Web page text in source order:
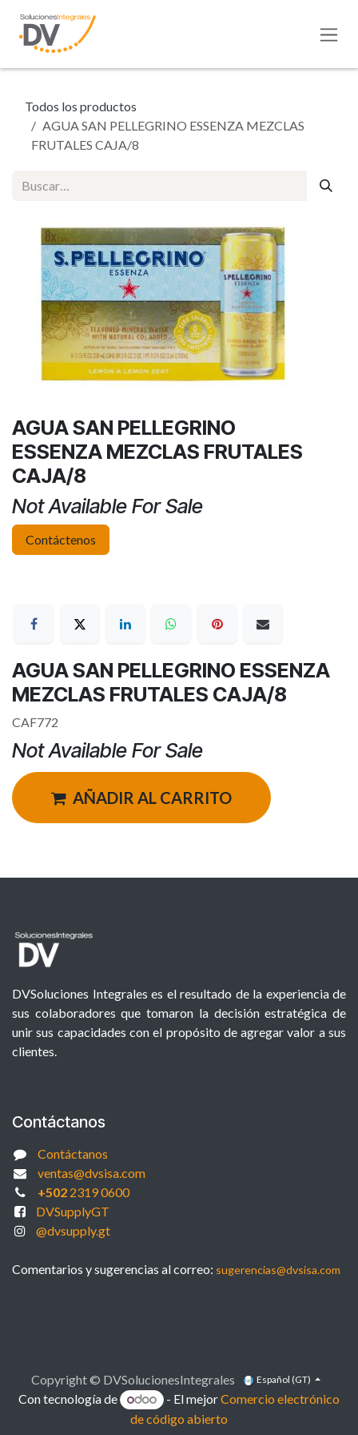
Todos los productos
AGUA SAN PELLEGRINO ESSENZA MEZCLAS
FRUTALES CAJA/8
AGUA SAN PELLEGRINO
ESSENZA MEZCLAS FRUTALES
CAJA/8
Not Available For Sale
Contáctenos
AGUA SAN PELLEGRINO ESSENZA
MEZCLAS FRUTALES CAJA/8
CAF772
Not Available For Sale
AÑADIR AL CARRITO
DVSoluciones Integrales es el resultado de la experiencia de
sus colaboradores que tomaron la decisión estratégica de
unir sus capacidades con el propósito de agregar valor a sus
clientes.
Contáctanos
Contáctanos
ventas@dvsisa.com
+5022319 0600
DVSupplyGT
@dvsupply.gt
Comentarios y sugerencias al correo: sugerencias@dvsisa.com
Copyright © DVSolucionesIntegrales Español (GT)
Con tecnología de - El mejorComercio electrónico
de código abierto